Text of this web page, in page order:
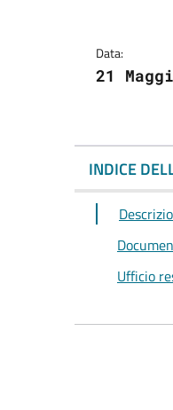
Data:
21
INDICE
Ufficio